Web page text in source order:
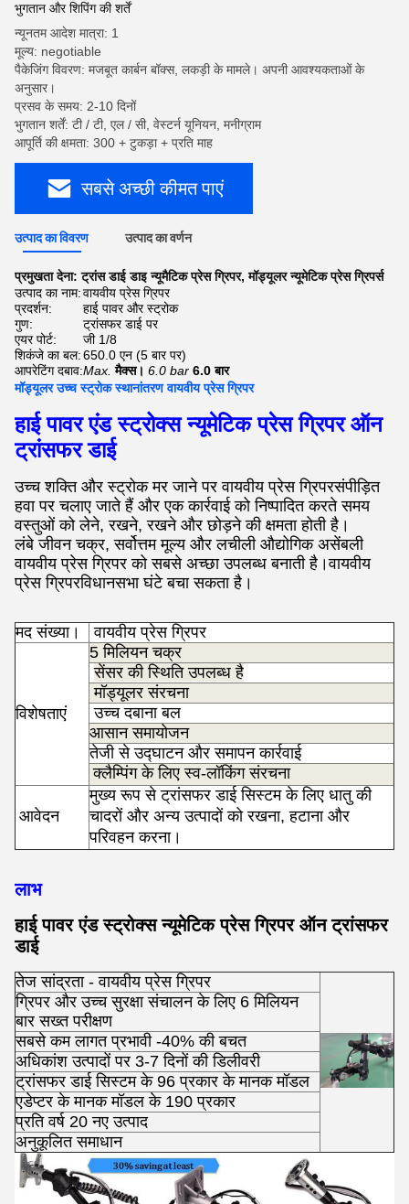
भुगतान और शिपिंग की शर्तें
न्यूनतम आदेश मात्रा: 1
मूल्य: negotiable
पैकेजिंग विवरण: मजबूत कार्बन बॉक्स, लकड़ी के मामले। अपनी आवश्यकताओं के
अनुसार।
प्रसव के समय: 2-10 दिनों
भुगतान शर्तें: टी / टी, एल / सी, वेस्टर्न यूनियन, मनीग्राम
आपूर्ति की क्षमता: 300 + टुकड़ा + प्रति माह
सबसे अच्छी कीमत पाएं
उत्पाद का विवरण उत्पाद का वर्णन
प्रमुखता देना:ट्रांस डाई डाइ न्यूमैटिक प्रेस ग्रिपर,मॉड्यूलर न्यूमेटिक प्रेस ग्रिपर्स
उत्पाद का नाम:वायवीय प्रेस ग्रिपर
प्रदर्शन:
हाई पावर और स्ट्रोक
गुण:
ट्रांसफर डाई पर
एयर पोर्ट:
जी 1/8
शिकंजे का बल:650.0 एन (5 बार पर)
आपरेटिंग दबाव:Max. मैक्स। 6.0 bar 6.0 बार
मॉड्यूलर उच्च स्ट्रोक स्थानांतरण वायवीय प्रेस ग्रिपर
हाई पावर एंड स्ट्रोक्स न्यूमेटिक प्रेस ग्रिपर ऑन
ट्रांसफर डाई
उच्च शक्ति और स्ट्रोक मर जाने पर वायवीय प्रेस ग्रिपरसंपीड़ित
हवा पर चलाए जाते हैं और एक कार्रवाई को निष्पादित करते समय
वस्तुओं को लेने, रखने, रखने और छोड़ने की क्षमता होती है।
लंबे जीवन चक्र, सर्वोत्तम मूल्य और लचीली औद्योगिक असेंबली
वायवीय प्रेस ग्रिपर को सबसे अच्छा उपलब्ध बनाती है।वायवीय
प्रेस ग्रिपरविधानसभा घंटे बचा सकता है।
मद संख्या। वायवीय प्रेस ग्रिपर
विशेषताएं
5 मिलियन चक्र
सेंसर की स्थिति उपलब्ध है
मॉड्यूलर संरचना
उच्च दबाना बल
आसान समायोजन
तेजी से उद्घाटन और समापन कार्रवाई
क्लैम्पिंग के लिए स्व-लॉकिंग संरचना
आवेदन
मुख्य रूप से ट्रांसफर डाई सिस्टम के लिए धातु की
चादरों और अन्य उत्पादों को रखना, हटाना और
परिवहन करना।
लाभ
हाई पावर एंड स्ट्रोक्स न्यूमेटिक प्रेस ग्रिपर ऑन ट्रांसफर
डाई
तेज सांद्रता - वायवीय प्रेस ग्रिपर
ग्रिपर और उच्च सुरक्षा संचालन के लिए 6 मिलियन
बार सख्त परीक्षण
सबसे कम लागत प्रभावी -40% की बचत
अधिकांश उत्पादों पर 3-7 दिनों की डिलीवरी
ट्रांसफर डाई सिस्टम के 96 प्रकार के मानक मॉडल
एडेप्टर के मानक मॉडल के 190 प्रकार
प्रति वर्ष 20 नए उत्पाद
अनुकूलित समाधान